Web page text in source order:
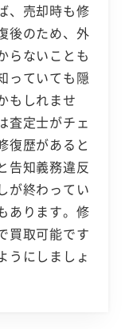
、売却時も修
後のため、外
らないことも
っていても隠
もしれませ
査定士がチェ
復歴があると
告知義務違反
が終わってい
あります。修
買取可能です
うにしましょ